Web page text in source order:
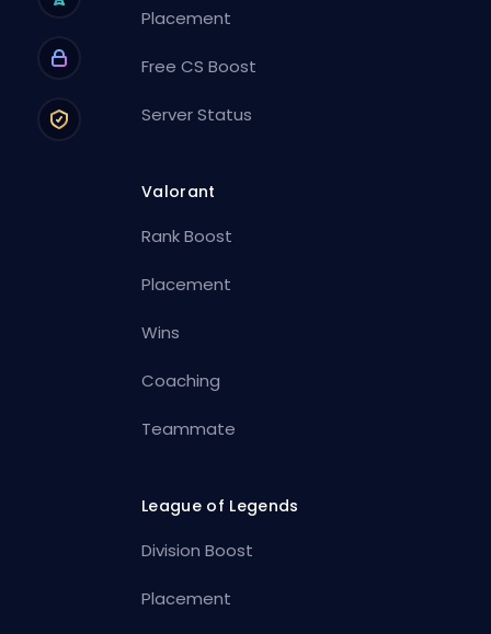
Placement
Free CS Boost
Server Status
Valorant
Rank Boost
Placement
Wins
Coaching
Teammate
League of Legends
Division Boost
Placement